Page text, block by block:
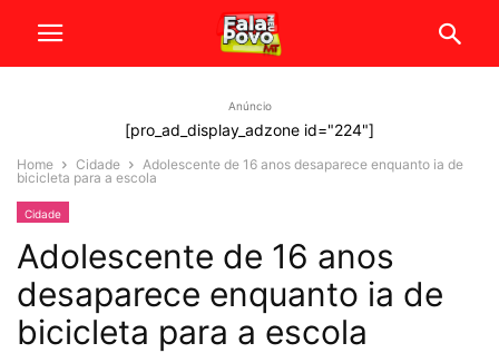
Anúncio
[pro_ad_display_adzone id="224"]
Home Cidade
Adolescente de 16 anos desaparece enquanto ia de
bicicleta para a escola
Cidade
Adolescente de 16 anos
desaparece enquanto ia de
bicicleta para a escola